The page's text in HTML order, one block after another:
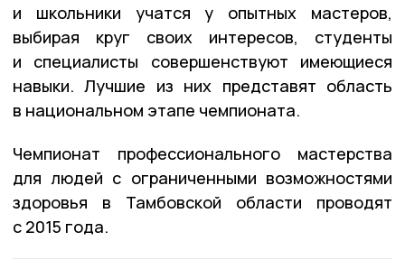
и школьники учатся у опытных мастеров,
выбирая круг своих интересов, студенты
и специалисты совершенствуют имеющиеся
навыки. Лучшие из них представят область
в национальном этапе чемпионата.
Чемпионат профессионального мастерства
для людей с ограниченными возможностями
здоровья в Тамбовской области проводят
с 2015 года.